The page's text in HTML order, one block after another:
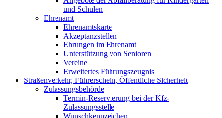
und Schulen
Ehrenamt
Ehrenamtskarte
Akzeptanzstellen
Ehrungen im Ehrenamt
Unterstützung von Senioren
Vereine
Erweitertes Führungszeugnis
Straßenverkehr, Führerschein, Öffentliche Sicherheit
Zulassungsbehörde
Termin-Reservierung bei der Kfz-
Zulassungsstelle
Wunschkennzeichen